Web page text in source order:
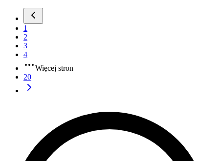
1
2
3
4
Więcej stron
20